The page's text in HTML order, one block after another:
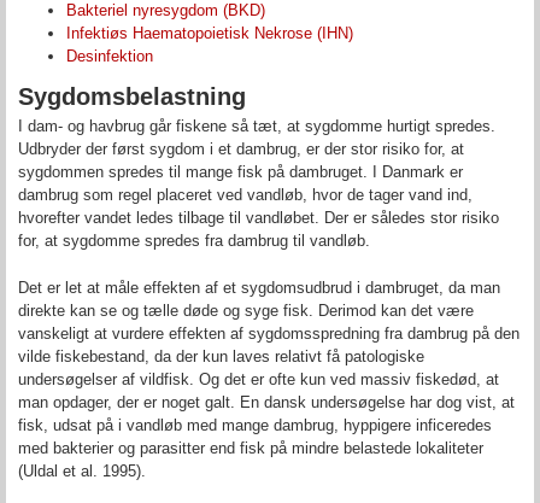
Bakteriel nyresygdom (BKD)
Infektiøs Haematopoietisk Nekrose (IHN)
Desinfektion
Sygdomsbelastning
I dam- og havbrug går fiskene så tæt, at sygdomme hurtigt spredes.
Udbryder der først sygdom i et dambrug, er der stor risiko for, at
sygdommen spredes til mange fisk på dambruget. I Danmark er
dambrug som regel placeret ved vandløb, hvor de tager vand ind,
hvorefter vandet ledes tilbage til vandløbet. Der er således stor risiko
for, at sygdomme spredes fra dambrug til vandløb.
Det er let at måle effekten af et sygdomsudbrud i dambruget, da man
direkte kan se og tælle døde og syge fisk. Derimod kan det være
vanskeligt at vurdere effekten af sygdomsspredning fra dambrug på den
vilde fiskebestand, da der kun laves relativt få patologiske
undersøgelser af vildfisk. Og det er ofte kun ved massiv fiskedød, at
man opdager, der er noget galt. En dansk undersøgelse har dog vist, at
fisk, udsat på i vandløb med mange dambrug, hyppigere inficeredes
med bakterier og parasitter end fisk på mindre belastede lokaliteter
(Uldal et al. 1995).